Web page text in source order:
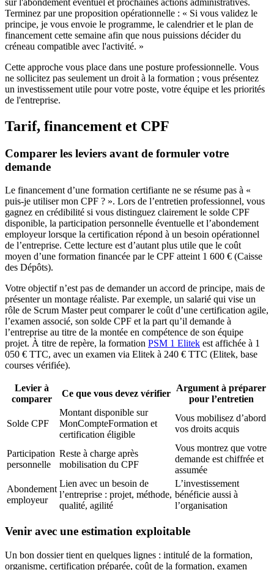
sur l'abondement éventuel et prochaines actions administratives.
Terminez par une proposition opérationnelle : « Si vous validez le
principe, je vous envoie le programme, le calendrier et le plan de
financement cette semaine afin que nous puissions décider du
créneau compatible avec l'activité. »
Cette approche vous place dans une posture professionnelle. Vous
ne sollicitez pas seulement un droit à la formation ; vous présentez
un investissement utile pour votre poste, votre équipe et les priorités
de l'entreprise.
Tarif, financement et CPF
Comparer les leviers avant de formuler votre
demande
Le financement d’une formation certifiante ne se résume pas à «
puis-je utiliser mon CPF ? ». Lors de l’entretien professionnel, vous
gagnez en crédibilité si vous distinguez clairement le solde CPF
disponible, la participation personnelle éventuelle et l’abondement
employeur lorsque la certification répond à un besoin opérationnel
de l’entreprise. Cette lecture est d’autant plus utile que le coût
moyen d’une formation financée par le CPF atteint 1 600 € (Caisse
des Dépôts).
Votre objectif n’est pas de demander un accord de principe, mais de
présenter un montage réaliste. Par exemple, un salarié qui vise un
rôle de Scrum Master peut comparer le coût d’une certification agile,
l’examen associé, son solde CPF et la part qu’il demande à
l’entreprise au titre de la montée en compétence de son équipe
projet. À titre de repère, la formation PSM 1 Elitek est affichée à 1
050 € TTC, avec un examen via Elitek à 240 € TTC (Elitek, base
courses vérifiée).
Levier à
comparer
Ce que vous devez vérifier
Argument à préparer
pour l’entretien
Solde CPF
Montant disponible sur
MonCompteFormation et
certification éligible
Vous mobilisez d’abord
vos droits acquis
Participation
personnelle
Reste à charge après
mobilisation du CPF
Vous montrez que votre
demande est chiffrée et
assumée
Abondement
employeur
Lien avec un besoin de
l’entreprise : projet, méthode,
qualité, agilité
L’investissement
bénéficie aussi à
l’organisation
Venir avec une estimation exploitable
Un bon dossier tient en quelques lignes : intitulé de la formation,
organisme, certification préparée, coût de la formation, examen